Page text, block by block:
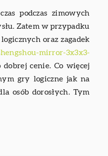
podczas zimowych
Zatem w przypadku
oraz zagadek
mirror-3x3x3-
cenie. Co więcej
gry logiczne jak na
osób dorosłych. Tym